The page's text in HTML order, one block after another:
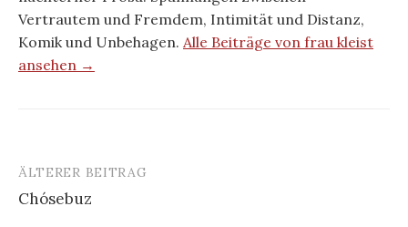
Vertrautem und Fremdem, Intimität und Distanz,
Komik und Unbehagen. Alle Beiträge von frau kleist
ansehen →
Beitrags-
Navigation
ÄLTERER BEITRAG
Chósebuz